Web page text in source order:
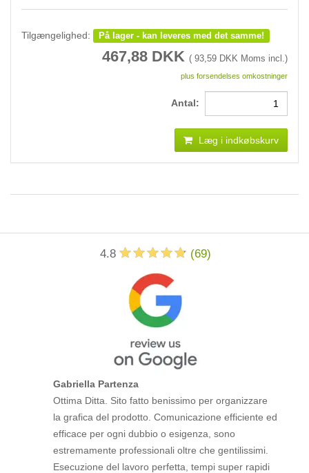
Tilgængelighed: På lager - kan leveres med det samme!
467,88 DKK ( 93,59 DKK Moms incl.)
plus forsendelses omkostninger
Antal:
Læg i indkøbskurv
4.8 (69)
Gabriella Partenza
Ottima Ditta. Sito fatto benissimo per organizzare
la grafica del prodotto. Comunicazione efficiente ed
efficace per ogni dubbio o esigenza, sono
estremamente professionali oltre che gentilissimi.
Esecuzione del lavoro perfetta, tempi super rapidi